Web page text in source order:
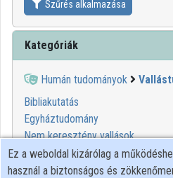
Szűrés alkalmazása
Kategóriák
Humán tudományok
Bibliakutatás
Egyháztudomány
Nem keresztény vallások
Összehasonlító vallástudomány
Pasztorizáció
Ez a weboldal kizárólag a
használ a biztonságos és